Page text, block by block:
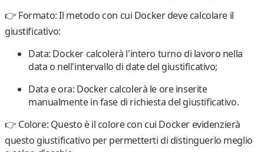
👉 Formato: Il metodo con cui Docker deve calcolare il
giustificativo:
Data: Docker calcolerà l'intero turno di lavoro nella
data o nell'intervallo di date del giustificativo;
Data e ora: Docker calcolerà le ore inserite
manualmente in fase di richiesta del giustificativo.
👉 Colore: Questo è il colore con cui Docker evidenzierà
questo giustificativo per permetterti di distinguerlo meglio